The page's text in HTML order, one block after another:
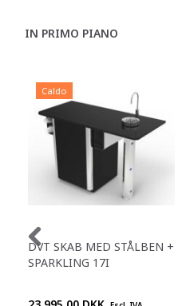
IN PRIMO PIANO
Caldo
DVT SKAB MED STÅLBEN +
SPARKLING 17I